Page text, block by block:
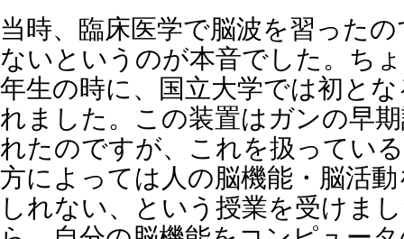
当時、臨床医学で脳波を習った
ないというのが本音でした。ち
年生の時に、国立大学では初と
れました。この装置はガンの早
れたのですが、これを扱ってい
方によっては人の脳機能・脳活
しれない、という授業を受けま